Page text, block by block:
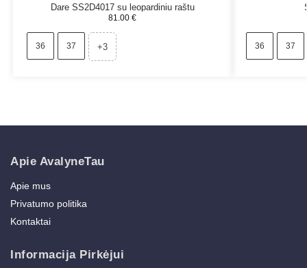
Dare SS2D4017 su leopardiniu raštu
81.00€
36 37 +3 36 37
Apie AvalyneTau
Apie mus
Privatumo politika
Kontaktai
Informacija Pirkėjui